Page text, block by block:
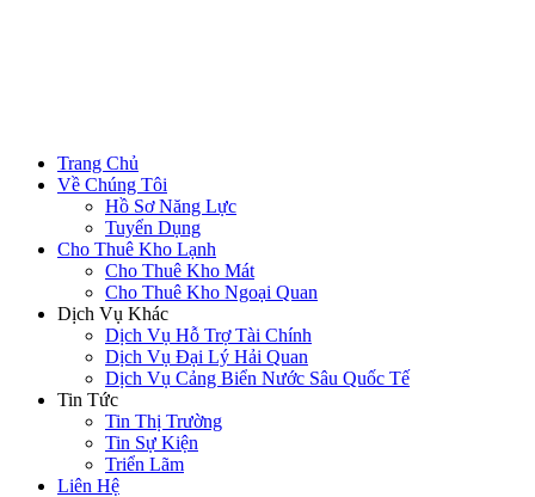
Trang Chủ
Về Chúng Tôi
Hồ Sơ Năng Lực
Tuyển Dụng
Cho Thuê Kho Lạnh
Cho Thuê Kho Mát
Cho Thuê Kho Ngoại Quan
Dịch Vụ Khác
Dịch Vụ Hỗ Trợ Tài Chính
Dịch Vụ Đại Lý Hải Quan
Dịch Vụ Cảng Biển Nước Sâu Quốc Tế
Tin Tức
Tin Thị Trường
Tin Sự Kiện
Triển Lãm
Liên Hệ